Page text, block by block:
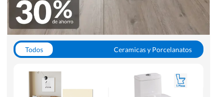
Todos
Ceramicas y Porcelanatos
WC y Sanitarios
Pisos Flotantes y Laminados
Pinturas